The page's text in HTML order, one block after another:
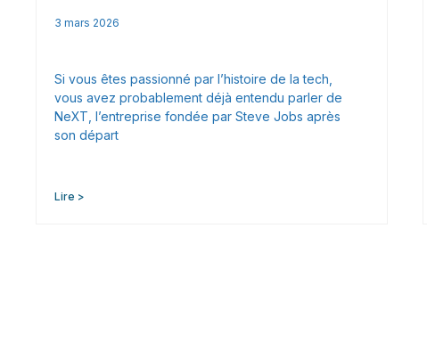
3 mars 2026
Si vous êtes passionné par l’histoire de la tech,
vous avez probablement déjà entendu parler de
NeXT, l’entreprise fondée par Steve Jobs après
son départ
Lire >